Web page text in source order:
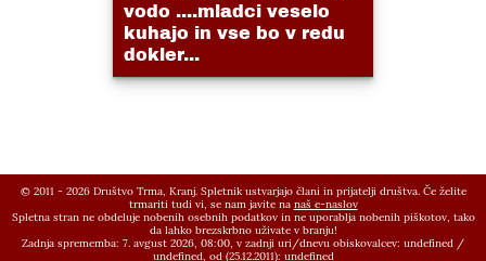
vodo ....mladci veselo
kuhajo in vse bo v redu
dokler...
© 2011 - 2026 Društvo Trma, Kranj. Spletnik ustvarjajo člani in prijatelji društva. Če želite
trmariti tudi vi, se nam javite na naš e-naslov
Spletna stran ne obdeluje nobenih osebnih podatkov in ne uporablja nobenih piškotov, tako
da lahko brezskrbno uživate v branju!
Zadnja sprememba: 7. avgust 2026, 08:00, v zadnji uri/dnevu obiskovalcev: undefined /
undefined, od (25.12.2011): undefined